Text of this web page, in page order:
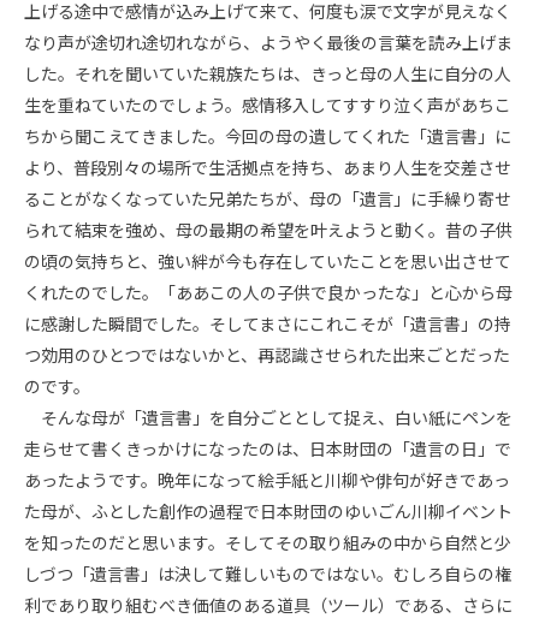
上げる途中で感情が込み上げて来て、何度も涙で文字が見えなく
なり声が途切れ途切れながら、ようやく最後の言葉を読み上げま
した。それを聞いていた親族たちは、きっと母の人生に自分の人
生を重ねていたのでしょう。感情移入してすすり泣く声があちこ
ちから聞こえてきました。今回の母の遺してくれた「遺言書」に
より、普段別々の場所で生活拠点を持ち、あまり人生を交差させ
ることがなくなっていた兄弟たちが、母の「遺言」に手繰り寄せ
られて結束を強め、母の最期の希望を叶えようと動く。昔の子供
の頃の気持ちと、強い絆が今も存在していたことを思い出させて
くれたのでした。「ああこの人の子供で良かったな」と心から母
に感謝した瞬間でした。そしてまさにこれこそが「遺言書」の持
つ効用のひとつではないかと、再認識させられた出来ごとだった
のです。
そんな母が「遺言書」を自分ごととして捉え、白い紙にペンを
走らせて書くきっかけになったのは、日本財団の「遺言の日」で
あったようです。晩年になって絵手紙と川柳や俳句が好きであっ
た母が、ふとした創作の過程で日本財団のゆいごん川柳イベント
を知ったのだと思います。そしてその取り組みの中から自然と少
しづつ「遺言書」は決して難しいものではない。むしろ自らの権
利であり取り組むべき価値のある道具（ツール）である、さらに